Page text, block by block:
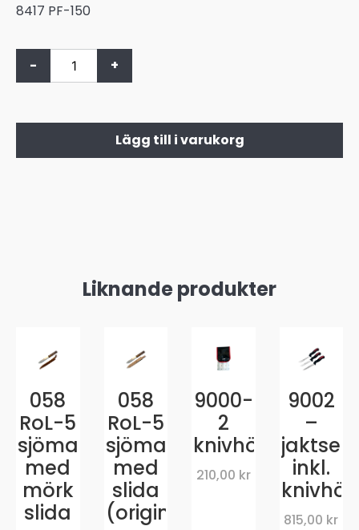
8417 PF-150
- +
Lägg till i varukorg
Liknande produkter
058
RoL-5
sjömanskniv
med
mörk
slida
058
RoL-5
sjömanskniv
med
slida
(original)
9000-
2
knivhölster
210,00 kr
9002
–
jaktset
inkl.
815,00 kr